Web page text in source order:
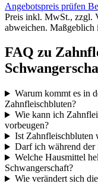
Angebotspreis prüfen
Preis inkl. MwSt., zzgl.
abweichen. Maßgeblich
FAQ zu
Warum kommt es in
Zahnfleischbluten?
Wie kann ich
vorbeugen?
Ist Zahnfleischbluten
Darf ich während der
Welche Hausmittel
Schwangerschaft?
Wie verändert sich